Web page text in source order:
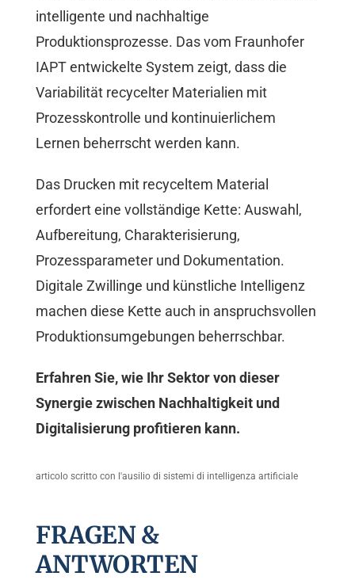
intelligente und nachhaltige
Produktionsprozesse. Das vom Fraunhofer
IAPT entwickelte System zeigt, dass die
Variabilität recycelter Materialien mit
Prozesskontrolle und kontinuierlichem
Lernen beherrscht werden kann.
Das Drucken mit recyceltem Material
erfordert eine vollständige Kette: Auswahl,
Aufbereitung, Charakterisierung,
Prozessparameter und Dokumentation.
Digitale Zwillinge und künstliche Intelligenz
machen diese Kette auch in anspruchsvollen
Produktionsumgebungen beherrschbar.
Erfahren Sie, wie Ihr Sektor von dieser
Synergie zwischen Nachhaltigkeit und
Digitalisierung profitieren kann.
articolo scritto con l'ausilio di sistemi di intelligenza artificiale
FRAGEN &
ANTWORTEN